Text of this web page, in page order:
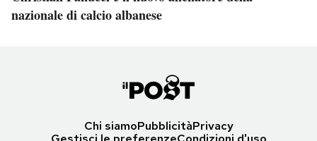
nazionale di calcio albanese
Chi siamoPubblicitàPrivacy